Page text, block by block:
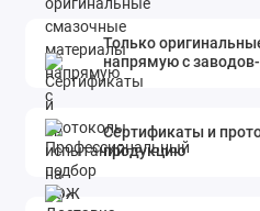
Только
напрямую с
Сертификаты и
продукцию